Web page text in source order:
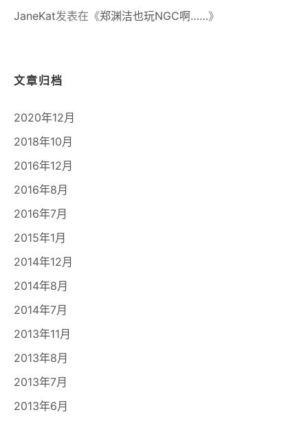
JaneKat发表在《郑渊洁也玩NGC啊……》
文章归档
2020年12月
2018年10月
2016年12月
2016年8月
2016年7月
2015年1月
2014年12月
2014年8月
2014年7月
2013年11月
2013年8月
2013年7月
2013年6月